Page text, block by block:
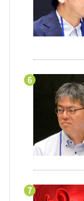
6
7